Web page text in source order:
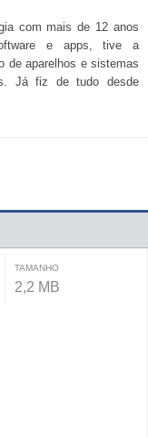
com mais de 12 anos
e apps, tive a
de aparelhos e sistemas
Já fiz de tudo desde
TAMANHO
2,2 MB